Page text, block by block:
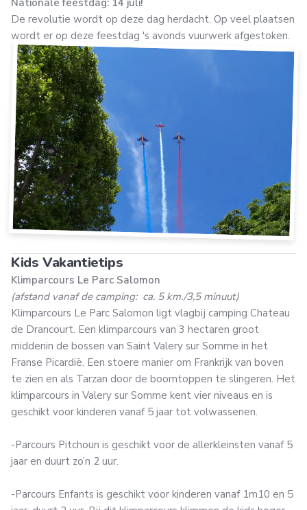
Nationale feestdag: 14 juli!
De revolutie wordt op deze dag herdacht. Op veel plaatsen
wordt er op deze feestdag 's avonds vuurwerk afgestoken.
Kids Vakantietips
Klimparcours Le Parc Salomon
(afstand vanaf de camping: ca. 5 km./3,5 minuut)
Klimparcours Le Parc Salomon ligt vlagbij camping Chateau
de Drancourt. Een klimparcours van 3 hectaren groot
middenin de bossen van Saint Valery sur Somme in het
Franse Picardië. Een stoere manier om Frankrijk van boven
te zien en als Tarzan door de boomtoppen te slingeren. Het
klimparcours in Valery sur Somme kent vier niveaus en is
geschikt voor kinderen vanaf 5 jaar tot volwassenen.
-Parcours Pitchoun is geschikt voor de allerkleinsten vanaf 5
jaar en duurt zo’n 2 uur.
-Parcours Enfants is geschikt voor kinderen vanaf 1m10 en 5